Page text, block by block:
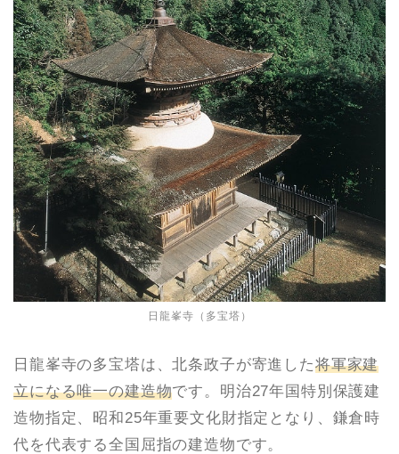
日龍峯寺（多宝塔）
日龍峯寺の多宝塔は、北条政子が寄進した将軍家建
立になる唯一の建造物です。明治27年国特別保護建
造物指定、昭和25年重要文化財指定となり、鎌倉時
代を代表する全国屈指の建造物です。